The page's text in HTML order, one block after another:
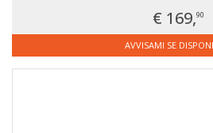
€ 169,90
AVVISAMI SE